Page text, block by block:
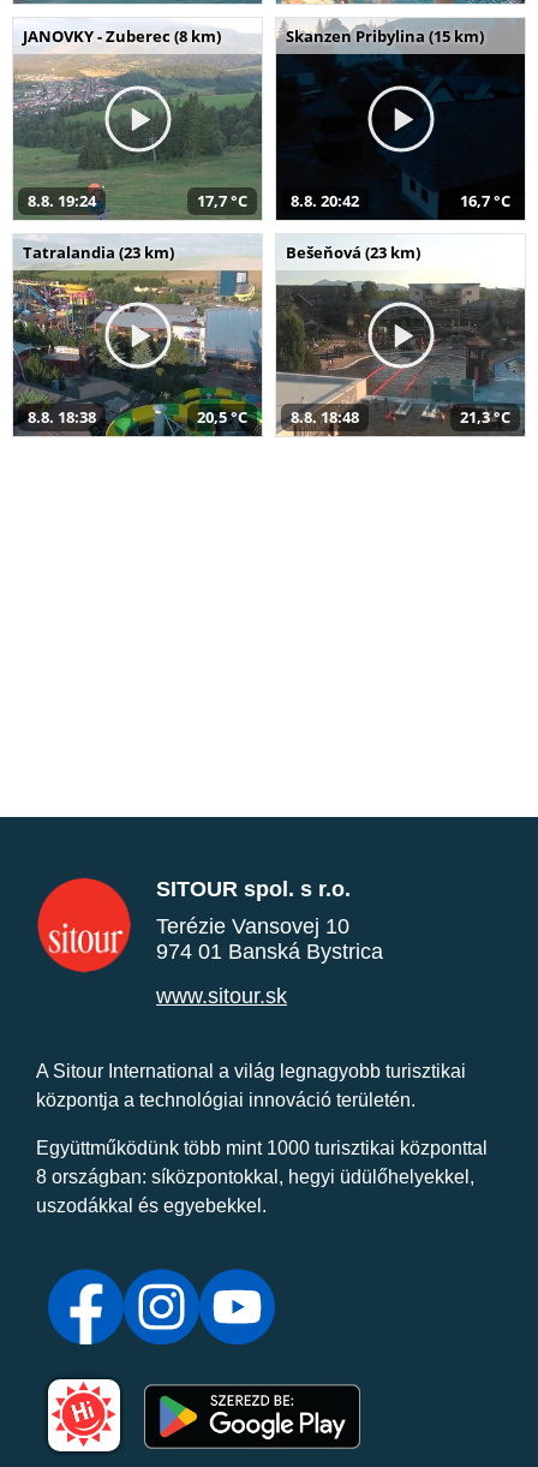
JANOVKY - Zuberec (8 km)
8.8. 19:24 17,7 °C
Skanzen Pribylina (15 km)
8.8. 20:42 16,7 °C
Tatralandia (23 km)
8.8. 18:38 20,5 °C
Bešeňová (23 km)
8.8. 18:48 21,3 °C
SITOUR spol. s r.o.
Terézie Vansovej 10
974 01 Banská Bystrica
www.sitour.sk
A Sitour International a világ legnagyobb turisztikai
központja a technológiai innováció területén.
Együttműködünk több mint 1000 turisztikai központtal
8 országban: síközpontokkal, hegyi üdülőhelyekkel,
uszodákkal és egyebekkel.